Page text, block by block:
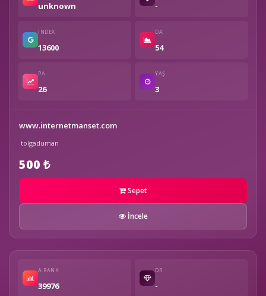
unknown -
INDEX
13600
DA
54
PA
26
YAŞ
3
www.internetmanset.com
tolgaduman
500 ₺
Sepet
İncele
A.RANK
39976
DR
-